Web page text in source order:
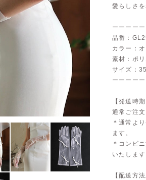
愛らしさを
ーーーー
品番：
カラー：
素材：ポ
サイズ：
ーーーー
【発送時期
通常ご注
＊通常よ
ます。
＊コンビ
いたします
【配送方